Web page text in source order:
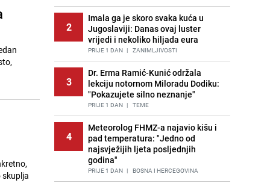
2
Imala ga je skoro svaka kuća u
Jugoslaviji: Danas ovaj luster
vrijedi i nekoliko hiljada eura
PRIJE 1 DAN | ZANIMLJIVOSTI
3
Dr. Erma Ramić-Kunić održala
lekciju notornom Miloradu Dodiku:
"Pokazujete silno neznanje"
PRIJE 1 DAN | TEME
4
Meteorolog FHMZ-a najavio kišu i
pad temperatura: "Jedno od
najsvježijih ljeta posljednjih
godina"
PRIJE 1 DAN | BOSNA I HERCEGOVINA